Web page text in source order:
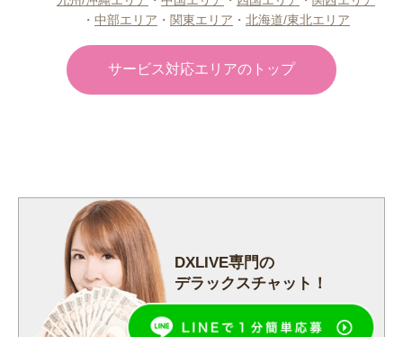
・ 中部エリア ・ 関東エリア ・ 北海道/東北エリア
サービス対応エリアのトップ
DXLIVE専門の
デラックスチャット！